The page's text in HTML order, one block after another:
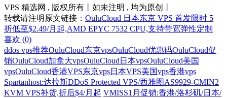
VPS 精选网 , 版权所有丨如未注明 , 均为原创丨
转载请注明原文链接： OuluCloud 日本东京 VPS 首发限时 5
折低至$2.49/月起,AMD EPYC 7532 CPU,支持带宽弹性定制
喜欢 (0)
ddos vps推荐OuluCloud东京vpsOuluCloud优惠码OuluCloud促
销OuluCloud加拿大vpsOuluCloud日本vpsOuluCloud美国
vpsOuluCloud香港VPS东京vps日本VPS美国vps香港vps
Spartanhost:达拉斯DDoS Protected VPS/西雅图AS9929-CMIN2
KVM VPS补货,折后$4/月起 VMISS1月促销:香港/洛杉矶/日本/